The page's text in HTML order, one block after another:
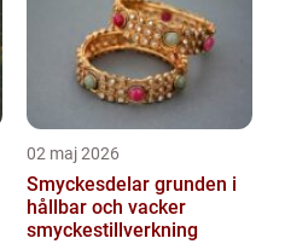
02 maj 2026
Smyckesdelar grunden i
hållbar och vacker
smyckestillverkning